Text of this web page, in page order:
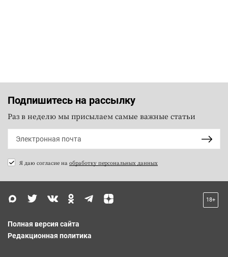
Подпишитесь на рассылку
Раз в неделю мы присылаем самые важные статьи
Я даю согласие на обработку персональных данных
18+
Полная версия сайта
Редакционная политика